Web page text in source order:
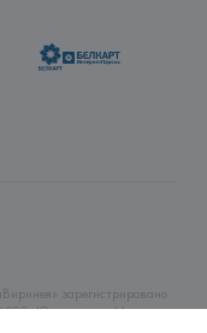
зарегистрировано
Юр.адрес: г. Минск, ул.